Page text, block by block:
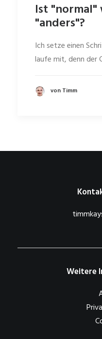
Ist "normal"
"anders"?
Ich setze einen
laufe mit, denn der
von Timm
Weitere